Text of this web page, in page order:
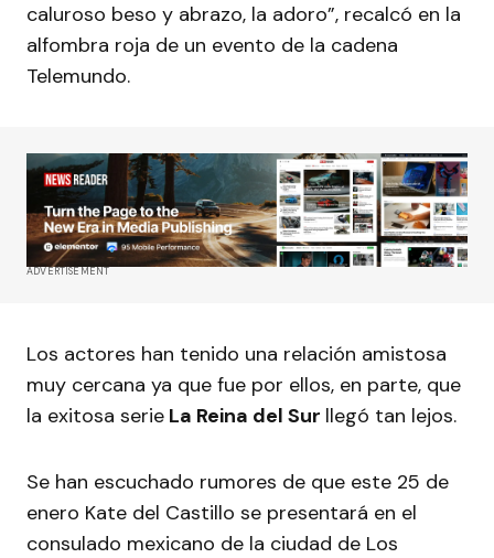
caluroso beso y abrazo, la adoro”, recalcó en la
alfombra roja de un evento de la cadena
Telemundo.
ADVERTISEMENT
Los actores han tenido una relación amistosa
muy cercana ya que fue por ellos, en parte, que
la exitosa serie La Reina del Sur llegó tan lejos.
Se han escuchado rumores de que este 25 de
enero Kate del Castillo se presentará en el
consulado mexicano de la ciudad de Los